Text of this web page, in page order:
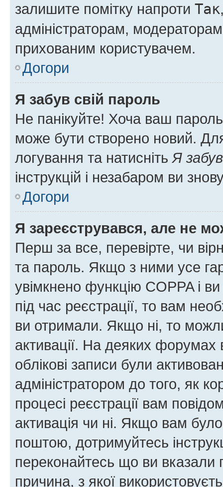
залишите помітку напроти Так
адміністраторам,
прихованим користувачем.
Догори
Я забув свій пароль
Не панікуйте! Хоча ваш
може бути створено новий.
логування та натисніть Я
інструкцій і незабаром ви
Догори
Я зареєструвався, але не
Перш за все, перевірте, чи
та пароль. Якщо з ними усе
увімкнено функцію COPPA і
під час реєстрації, то вам
ви отримали. Якщо ні, то
активації. На деяких форумах
облікові записи були
адміністратором до того, як
процесі реєстрації вам
активація чи ні. Якщо вам
поштою, дотримуйтесь
переконайтесь що ви
причина, з якої